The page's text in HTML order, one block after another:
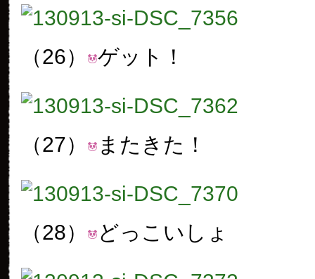
（26） ゲット！
（27） またきた！
（28） どっこいしょ